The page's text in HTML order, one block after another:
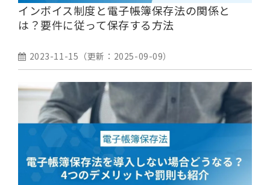
インボイス制度と電子帳簿保存法の関係と
は？要件に従って保存する方法
2023-11-15 （更新： 2025-09-09）